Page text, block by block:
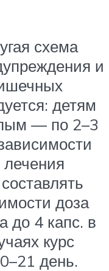
схема
и
детям
— по 2–3
доза
до 4 капс. в
курс
день.